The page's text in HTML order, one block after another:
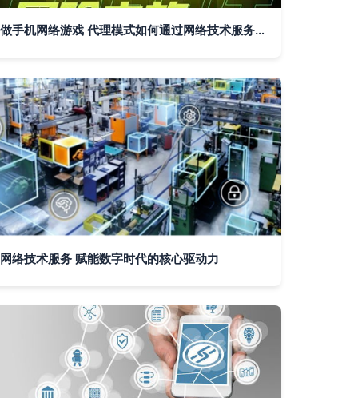
做手机网络游戏 代理模式如何通过网络技术服务盈利
网络技术服务 赋能数字时代的核心驱动力